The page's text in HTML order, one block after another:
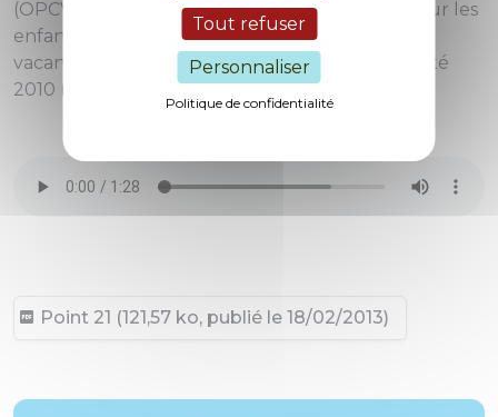
Tout refuser
Personnaliser
Politique de confidentialité
(OPCV) sollicite une participation de 1 923 € pour les
enfants messins ayant participé à un séjour de
vacances à Bretignolles sur Mer au cours de l’été
2010 (1 282 jours de participation).
Point 21 (121,57 ko, publié le 18/02/2013)